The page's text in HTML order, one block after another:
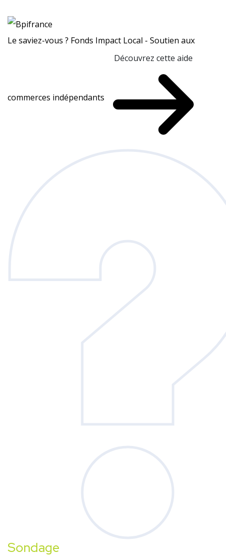
Le saviez-vous ? Fonds Impact Local - Soutien aux
commerces indépendants
Découvrez cette aide
Sondage